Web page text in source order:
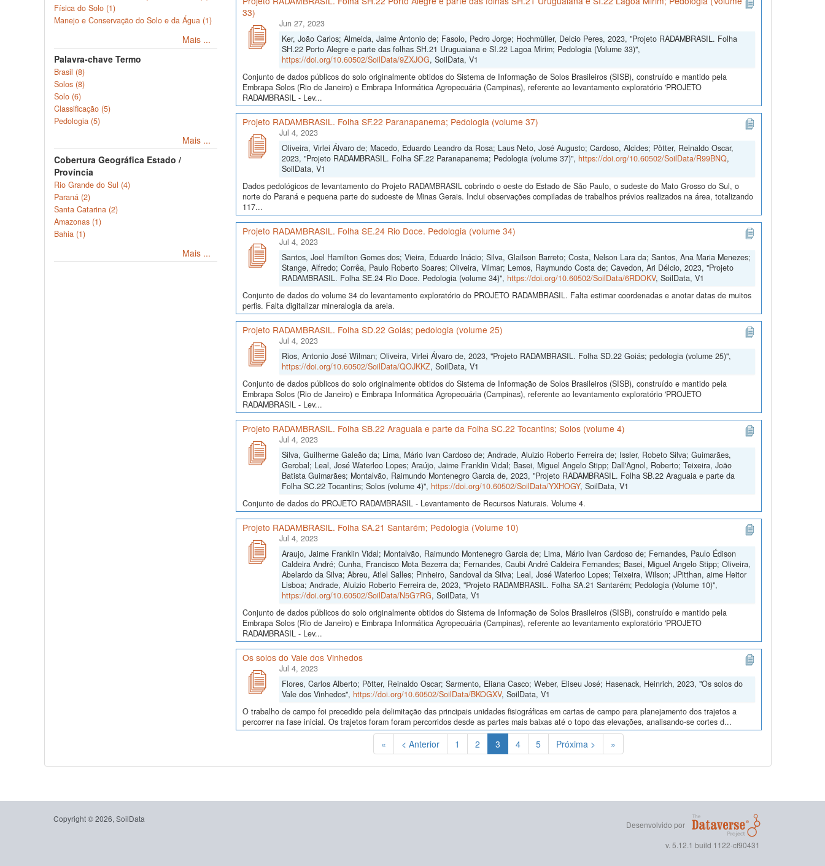
Física do Solo (1)
Manejo e Conservação do Solo e da Água (1)
Mais ...
Palavra-chave Termo
Brasil (8)
Solos (8)
Solo (6)
Classificação (5)
Pedologia (5)
Mais ...
Cobertura Geográfica Estado /
Província
Rio Grande do Sul (4)
Paraná (2)
Santa Catarina (2)
Amazonas (1)
Bahia (1)
Mais ...
33)
Jun 27, 2023
Ker, João Carlos; Almeida, Jaime Antonio de; Fasolo, Pedro Jorge; Hochmüller, Delcio Peres, 2023, "Projeto RADAMBRASIL. Folha
SH.22 Porto Alegre e parte das folhas SH.21 Uruguaiana e SI.22 Lagoa Mirim; Pedologia (Volume 33)",
https://doi.org/10.60502/SoilData/9ZXJOG, SoilData, V1
Conjunto de dados públicos do solo originalmente obtidos do Sistema de Informação de Solos Brasileiros (SISB), construído e mantido pela
Embrapa Solos (Rio de Janeiro) e Embrapa Informática Agropecuária (Campinas), referente ao levantamento exploratório 'PROJETO
RADAMBRASIL - Lev...
Projeto RADAMBRASIL. Folha SF.22 Paranapanema; Pedologia (volume 37)
Jul 4, 2023
Oliveira, Virlei Álvaro de; Macedo, Eduardo Leandro da Rosa; Laus Neto, José Augusto; Cardoso, Alcides; Pötter, Reinaldo Oscar,
2023, "Projeto RADAMBRASIL. Folha SF.22 Paranapanema; Pedologia (volume 37)", https://doi.org/10.60502/SoilData/R99BNQ,
SoilData, V1
Dados pedológicos de levantamento do Projeto RADAMBRASIL cobrindo o oeste do Estado de São Paulo, o sudeste do Mato Grosso do Sul, o
norte do Paraná e pequena parte do sudoeste de Minas Gerais. Inclui observações compiladas de trabalhos prévios realizados na área, totalizando
117...
Projeto RADAMBRASIL. Folha SE.24 Rio Doce. Pedologia (volume 34)
Jul 4, 2023
Santos, Joel Hamilton Gomes dos; Vieira, Eduardo Inácio; Silva, Glailson Barreto; Costa, Nelson Lara da; Santos, Ana Maria Menezes;
Stange, Alfredo; Corrêa, Paulo Roberto Soares; Oliveira, Vilmar; Lemos, Raymundo Costa de; Cavedon, Ari Délcio, 2023, "Projeto
RADAMBRASIL. Folha SE.24 Rio Doce. Pedologia (volume 34)", https://doi.org/10.60502/SoilData/6RDOKV, SoilData, V1
Conjunto de dados do volume 34 do levantamento exploratório do PROJETO RADAMBRASIL. Falta estimar coordenadas e anotar datas de muitos
perfis. Falta digitalizar mineralogia da areia.
Projeto RADAMBRASIL. Folha SD.22 Goiás; pedologia (volume 25)
Jul 4, 2023
Rios, Antonio José Wilman; Oliveira, Virlei Álvaro de, 2023, "Projeto RADAMBRASIL. Folha SD.22 Goiás; pedologia (volume 25)",
https://doi.org/10.60502/SoilData/QOJKKZ, SoilData, V1
Conjunto de dados públicos do solo originalmente obtidos do Sistema de Informação de Solos Brasileiros (SISB), construído e mantido pela
Embrapa Solos (Rio de Janeiro) e Embrapa Informática Agropecuária (Campinas), referente ao levantamento exploratório 'PROJETO
RADAMBRASIL - Lev...
Projeto RADAMBRASIL. Folha SB.22 Araguaia e parte da Folha SC.22 Tocantins; Solos (volume 4)
Jul 4, 2023
Silva, Guilherme Galeão da; Lima, Mário Ivan Cardoso de; Andrade, Aluizio Roberto Ferreira de; Issler, Robeto Silva; Guimarães,
Gerobal; Leal, José Waterloo Lopes; Araújo, Jaime Franklin Vidal; Basei, Miguel Angelo Stipp; Dall'Agnol, Roberto; Teixeira, João
Batista Guimarães; Montalvão, Raimundo Montenegro Garcia de, 2023, "Projeto RADAMBRASIL. Folha SB.22 Araguaia e parte da
Folha SC.22 Tocantins; Solos (volume 4)", https://doi.org/10.60502/SoilData/YXHOGY, SoilData, V1
Conjunto de dados do PROJETO RADAMBRASIL - Levantamento de Recursos Naturais. Volume 4.
Projeto RADAMBRASIL. Folha SA.21 Santarém; Pedologia (Volume 10)
Jul 4, 2023
Araujo, Jaime Franklin Vidal; Montalvão, Raimundo Montenegro Garcia de; Lima, Mário Ivan Cardoso de; Fernandes, Paulo Édison
Caldeira André; Cunha, Francisco Mota Bezerra da; Fernandes, Caubi André Caldeira Fernandes; Basei, Miguel Angelo Stipp; Oliveira,
Abelardo da Silva; Abreu, Atlel Salles; Pinheiro, Sandoval da Silva; Leal, José Waterloo Lopes; Teixeira, Wilson; JPitthan, aime Heitor
Lisboa; Andrade, Aluizio Roberto Ferreira de, 2023, "Projeto RADAMBRASIL. Folha SA.21 Santarém; Pedologia (Volume 10)",
https://doi.org/10.60502/SoilData/N5G7RG, SoilData, V1
Conjunto de dados públicos do solo originalmente obtidos do Sistema de Informação de Solos Brasileiros (SISB), construído e mantido pela
Embrapa Solos (Rio de Janeiro) e Embrapa Informática Agropecuária (Campinas), referente ao levantamento exploratório 'PROJETO
RADAMBRASIL - Lev...
Os solos do Vale dos Vinhedos
Jul 4, 2023
Flores, Carlos Alberto; Pötter, Reinaldo Oscar; Sarmento, Eliana Casco; Weber, Eliseu José; Hasenack, Heinrich, 2023, "Os solos do
Vale dos Vinhedos", https://doi.org/10.60502/SoilData/BKOGXV, SoilData, V1
O trabalho de campo foi precedido pela delimitação das principais unidades fisiográficas em cartas de campo para planejamento dos trajetos a
percorrer na fase inicial. Os trajetos foram foram percorridos desde as partes mais baixas até o topo das elevações, analisando-se cortes d...
« < Anterior 1 2 3 (Atual)
4 5 Próxima > »
Copyright © 2026, SoilData
Desenvolvido por
v. 5.12.1 build 1122-cf90431